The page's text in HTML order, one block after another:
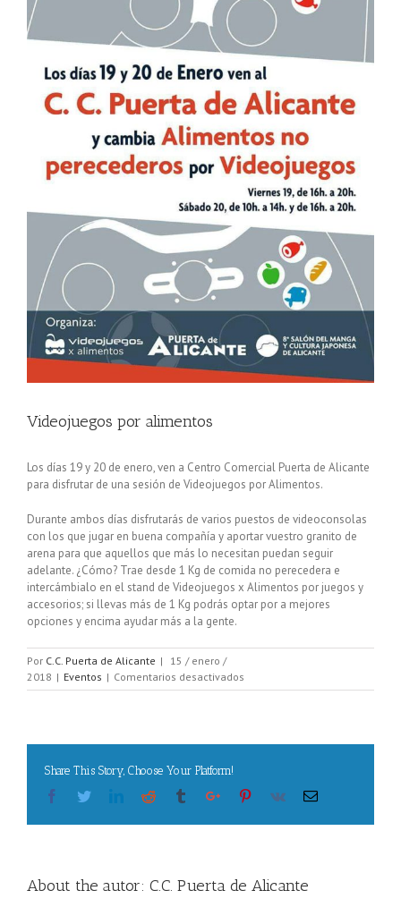
Videojuegos por alimentos
Los días 19 y 20 de enero, ven a Centro Comercial Puerta de Alicante
para disfrutar de una sesión de Videojuegos por Alimentos.
Durante ambos días disfrutarás de varios puestos de videoconsolas
con los que jugar en buena compañía y aportar vuestro granito de
arena para que aquellos que más lo necesitan puedan seguir
adelante. ¿Cómo? Trae desde 1 Kg de comida no perecedera e
intercámbialo en el stand de Videojuegos x Alimentos por juegos y
accesorios; si llevas más de 1 Kg podrás optar por a mejores
opciones y encima ayudar más a la gente.
Por C.C. Puerta de Alicante |
15 / enero /
2018 | Eventos | Comentarios desactivados
Videojuegos
Share This Story, Choose Your Platform!
FacebookTwitterLinkedinReddit TumblrGoogle+Pinterest
Vk Email
About the autor: C.C. Puerta de Alicante